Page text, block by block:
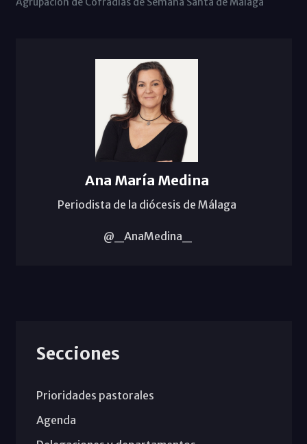
Ana María Medina
Periodista de la diócesis de Málaga
@_AnaMedina_
Secciones
Prioridades pastorales
Agenda